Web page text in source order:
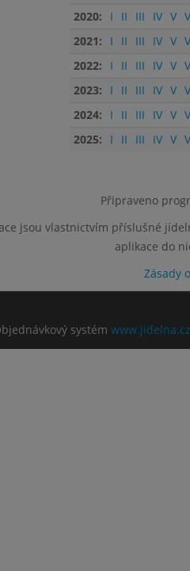
2020:
I II III IV V
2021:
I II III IV V
2022:
I II III IV V
2023:
I II III IV V
2024:
I II III IV V
2025:
I II III IV V
Připraveno
jsou vlastnictvím příslušné
aplikace do
Zásady
systém www.jidelna.cz